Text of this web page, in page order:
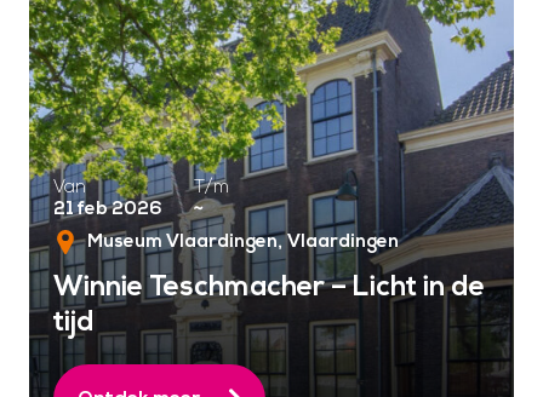
Van
21 feb 2026
T/m
~
Museum Vlaardingen Vlaardingen
Winnie Teschmacher – Licht in de
tijd